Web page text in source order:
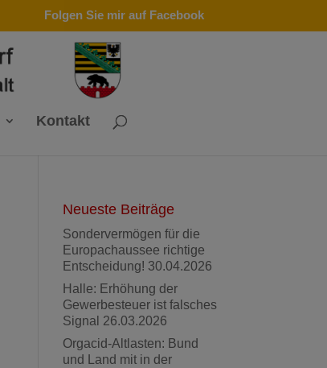
Folgen Sie mir auf Facebook
Kontakt
Neueste Beiträge
Sondervermögen für die
Europachaussee richtige
Entscheidung! 30.04.2026
Halle: Erhöhung der
Gewerbesteuer ist falsches
Signal 26.03.2026
Orgacid-Altlasten: Bund
und Land mit in der